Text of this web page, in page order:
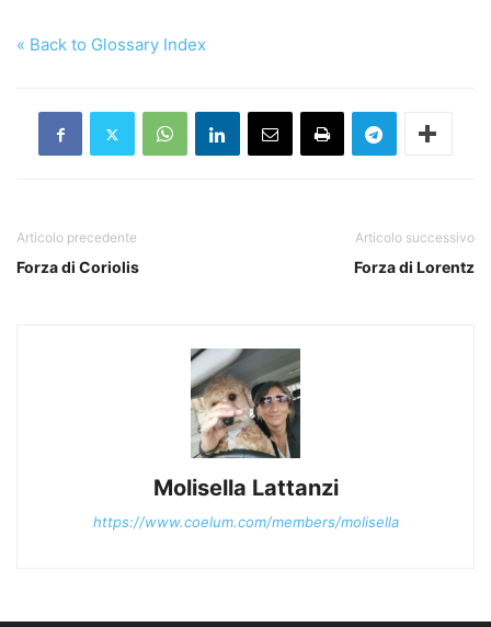
« Back to Glossary Index
Articolo precedente
Forza di Coriolis
Articolo successivo
Forza di Lorentz
Molisella Lattanzi
https://www.coelum.com/members/molisella